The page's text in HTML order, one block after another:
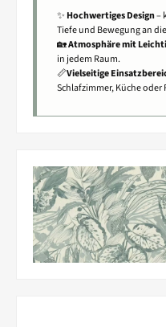
✨ Hochwertiges Design–
Tiefe und Bewegung an
🏡Atmosphäre mit
in jedem Raum.
📏Vielseitige
Schlafzimmer, Küche oder